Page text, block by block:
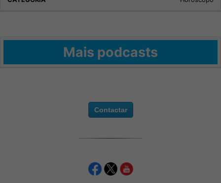
Mais podcasts
Contactar